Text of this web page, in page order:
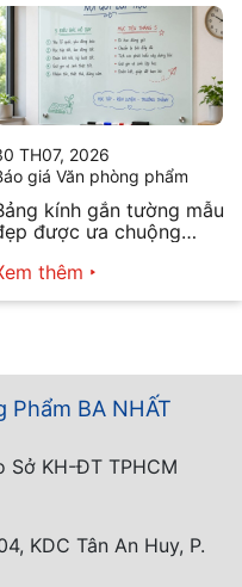
TH07, 2026
giá Văn phòng phẩm
kính gắn tường mẫu
được ưa chuộng
thêm
Phẩm BA NHẤT
Sở KH-ĐT TPHCM
KDC Tân An Huy, P.